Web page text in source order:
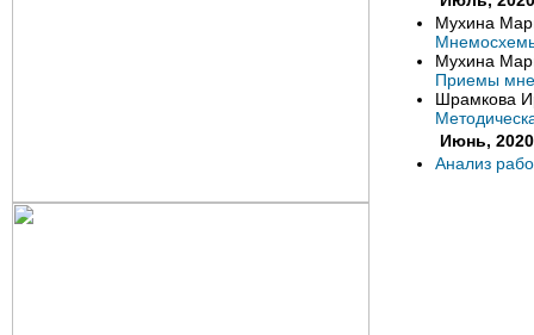
Мухина
Мухина
Приемы
Шрамкова
Июнь, 2020
Анализ